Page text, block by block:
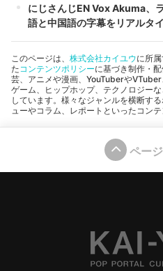
にじさんじEN Vox Akuma、
語と中国語の字幕をリアルタ
このページは、 株式会社カイユウに所
たコンテンツポリシーに基づき制作・
芸、アニメや漫画、YouTuberやVTuber
ゲーム、ヒップホップ、テクノロジー
しています。様々なジャンルを横断す
ューやコラム、レポートといったコンテ
ペー